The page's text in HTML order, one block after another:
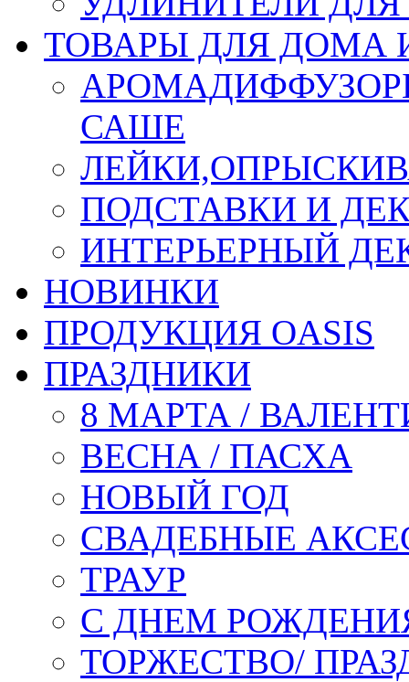
ТОВАРЫ ДЛЯ ДОМА
САШЕ
ПОДСТАВКИ И
ИНТЕРЬЕРНЫЙ
НОВИНКИ
ПРОДУКЦИЯ OASIS
ПРАЗДНИКИ
8 МАРТА /
ВЕСНА / ПАСХА
НОВЫЙ ГОД
СВАДЕБНЫЕ
ТРАУР
С ДНЕМ
ТОРЖЕСТВО/